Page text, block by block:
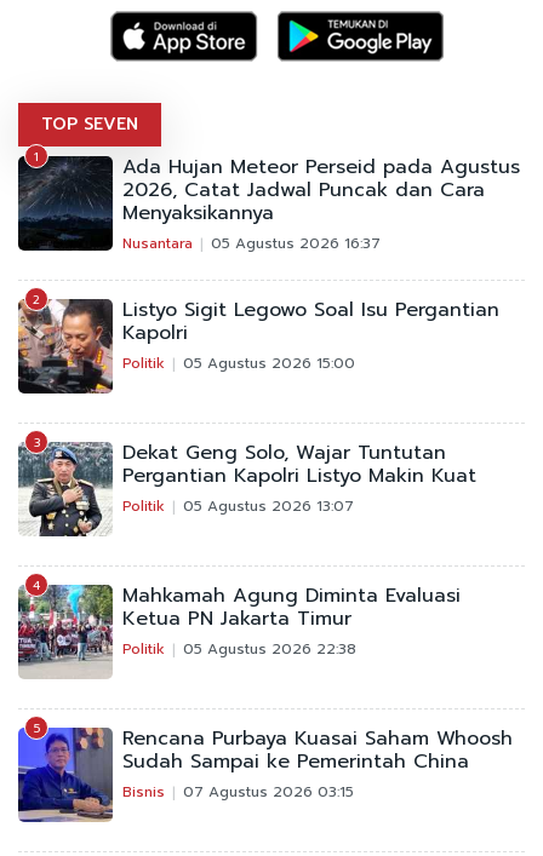
TOP SEVEN
1 Ada Hujan Meteor Perseid pada Agustus
2026, Catat Jadwal Puncak dan Cara
Menyaksikannya
Nusantara 05 Agustus 2026 16:37
2 Listyo Sigit Legowo Soal Isu Pergantian
Kapolri
Politik 05 Agustus 2026 15:00
3 Dekat Geng Solo, Wajar Tuntutan
Pergantian Kapolri Listyo Makin Kuat
Politik 05 Agustus 2026 13:07
4 Mahkamah Agung Diminta Evaluasi
Ketua PN Jakarta Timur
Politik 05 Agustus 2026 22:38
5 Rencana Purbaya Kuasai Saham Whoosh
Sudah Sampai ke Pemerintah China
Bisnis 07 Agustus 2026 03:15